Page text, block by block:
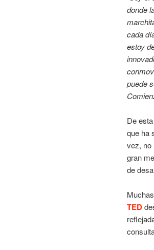
donde
cada
estoy
puede
De
que ha
vez, no
gran
de
TED